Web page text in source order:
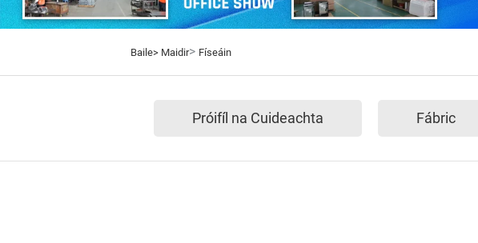
Baile> Maidir> Físeáin
Próifíl na Cuideachta Fábric